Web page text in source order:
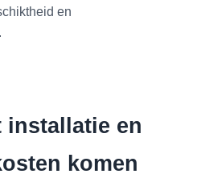
en
installatie en
komen